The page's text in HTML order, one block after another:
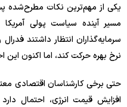
یکی از مهم‌ترین نکات مطرح‌‌شده
مسیر آینده سیاست پولی
سرمایه‌گذاران انتظار داشتند
نرخ بهره حرکت کند، اما اکنون
حتی برخی کارشناسان اقتصادی
افزایش قیمت انرژی، احتمال